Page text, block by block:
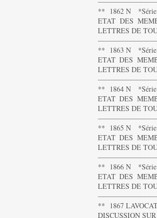
** 1862 N
ETAT DES
LETTRES DE
** 1863 N
ETAT DES
LETTRES DE
** 1864 N
ETAT DES
LETTRES DE
** 1865 N
ETAT DES
LETTRES DE
** 1866 N
ETAT DES
LETTRES DE
** 1867
DISCUSSION